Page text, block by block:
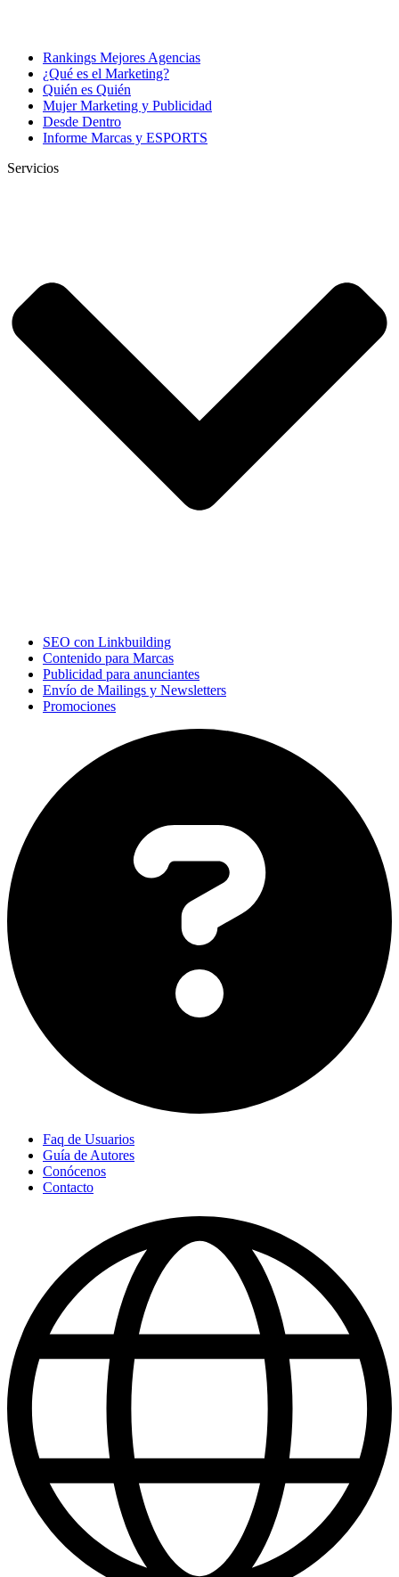
Rankings Mejores Agencias
¿Qué es el Marketing?
Quién es Quién
Mujer Marketing y Publicidad
Desde Dentro
Informe Marcas y ESPORTS
Servicios
SEO con Linkbuilding
Contenido para Marcas
Publicidad para anunciantes
Envío de Mailings y Newsletters
Promociones
Faq de Usuarios
Guía de Autores
Conócenos
Contacto